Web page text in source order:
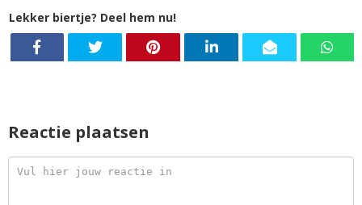
Lekker biertje? Deel hem nu!
Reactie plaatsen